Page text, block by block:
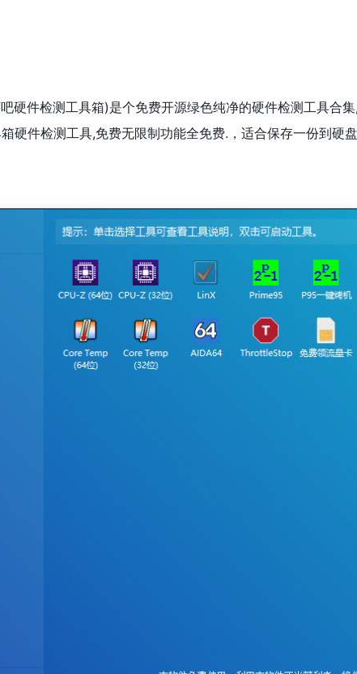
硬件检测工具箱)是个免费开源绿色纯净的硬件检测工具合
硬件检测工具,免费无限制功能全免费.，适合保存一份到硬